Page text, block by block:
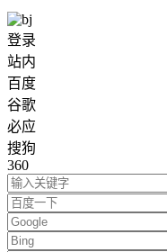
登录
站内
百度
谷歌
必应
搜狗
360